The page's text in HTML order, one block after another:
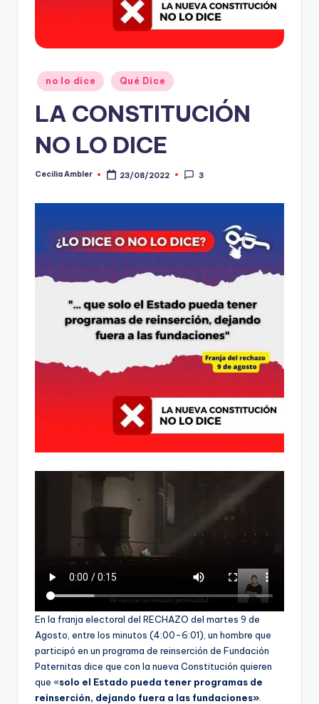
o
Publicado
en
no lo dice Qué Dice
LA CONSTITUCIÓN
NO LO DICE
Publicado
Cecilia Ambler 23/08/2022 3
En la franja electoral del RECHAZO del martes 9 de
Agosto, entre los minutos (4:00-6:01), un hombre que
participó en un programa de reinserción de Fundación
Paternitas dice que con la nueva Constitución quieren
que «solo el Estado pueda tener programas de
reinserción, dejando fuera a las fundaciones»